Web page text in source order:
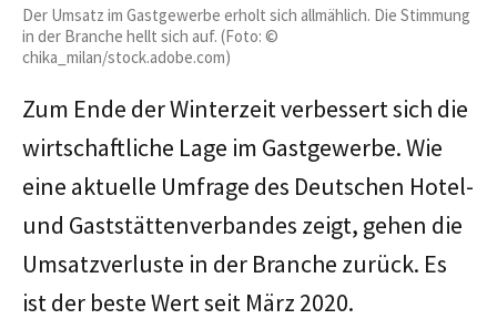
Der Umsatz im Gastgewerbe erholt sich allmählich. Die Stimmung
in der Branche hellt sich auf. (Foto: ©
chika_milan/stock.adobe.com)
Zum Ende der Winterzeit verbessert sich die
wirtschaftliche Lage im Gastgewerbe. Wie
eine aktuelle Umfrage des Deutschen Hotel-
und Gaststättenverbandes zeigt, gehen die
Umsatzverluste in der Branche zurück. Es
ist der beste Wert seit März 2020.